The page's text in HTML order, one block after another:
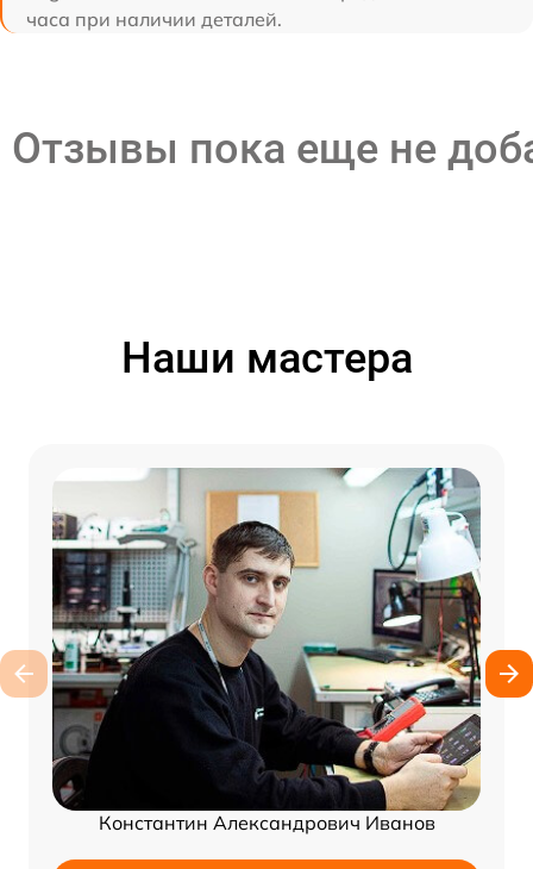
часа при наличии деталей.
Отзывы пока еще не
Наши мастера
Константин Александрович Иванов